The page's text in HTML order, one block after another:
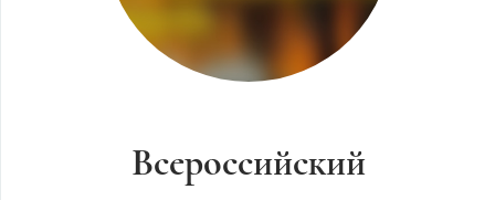
Всероссийский